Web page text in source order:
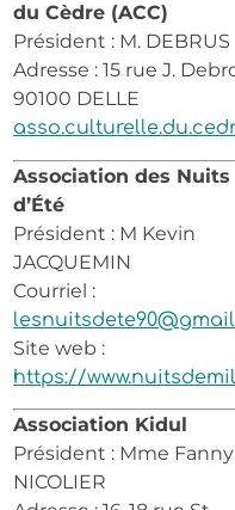
du Cèdre (ACC)
Président : M. DEBRUS
Adresse : 15 rue J.
90100 DELLE
Association des Nuits
d’Été
Président : M Kevin
JACQUEMIN
Courriel :
Site web :
https://
Association Kidul
Président : Mme Fanny
NICOLIER